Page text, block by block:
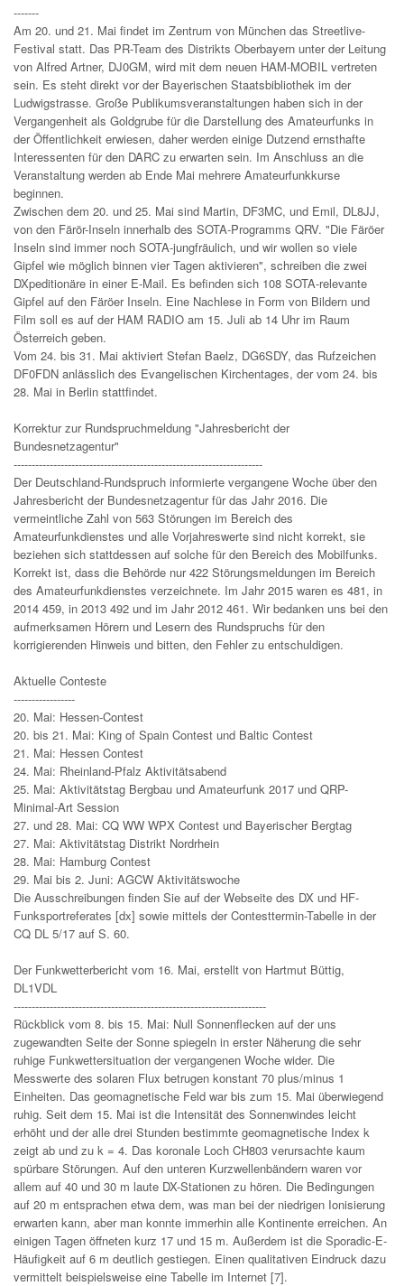
-------
Am 20. und 21. Mai findet im Zentrum von München das Streetlive-
Festival statt. Das PR-Team des Distrikts Oberbayern unter der Leitung
von Alfred Artner, DJ0GM, wird mit dem neuen HAM-MOBIL vertreten
sein. Es steht direkt vor der Bayerischen Staatsbibliothek im der
Ludwigstrasse. Große Publikumsveranstaltungen haben sich in der
Vergangenheit als Goldgrube für die Darstellung des Amateurfunks in
der Öffentlichkeit erwiesen, daher werden einige Dutzend ernsthafte
Interessenten für den DARC zu erwarten sein. Im Anschluss an die
Veranstaltung werden ab Ende Mai mehrere Amateurfunkkurse
beginnen.
Zwischen dem 20. und 25. Mai sind Martin, DF3MC, und Emil, DL8JJ,
von den Färör-Inseln innerhalb des SOTA-Programms QRV. "Die Färöer
Inseln sind immer noch SOTA-jungfräulich, und wir wollen so viele
Gipfel wie möglich binnen vier Tagen aktivieren", schreiben die zwei
DXpeditionäre in einer E-Mail. Es befinden sich 108 SOTA-relevante
Gipfel auf den Färöer Inseln. Eine Nachlese in Form von Bildern und
Film soll es auf der HAM RADIO am 15. Juli ab 14 Uhr im Raum
Österreich geben.
Vom 24. bis 31. Mai aktiviert Stefan Baelz, DG6SDY, das Rufzeichen
DF0FDN anlässlich des Evangelischen Kirchentages, der vom 24. bis
28. Mai in Berlin stattfindet.
Korrektur zur Rundspruchmeldung "Jahresbericht der
Bundesnetzagentur"
---------------------------------------------------------------------
Der Deutschland-Rundspruch informierte vergangene Woche über den
Jahresbericht der Bundesnetzagentur für das Jahr 2016. Die
vermeintliche Zahl von 563 Störungen im Bereich des
Amateurfunkdienstes und alle Vorjahreswerte sind nicht korrekt, sie
beziehen sich stattdessen auf solche für den Bereich des Mobilfunks.
Korrekt ist, dass die Behörde nur 422 Störungsmeldungen im Bereich
des Amateurfunkdienstes verzeichnete. Im Jahr 2015 waren es 481, in
2014 459, in 2013 492 und im Jahr 2012 461. Wir bedanken uns bei den
aufmerksamen Hörern und Lesern des Rundspruchs für den
korrigierenden Hinweis und bitten, den Fehler zu entschuldigen.
Aktuelle Conteste
-----------------
20. Mai: Hessen-Contest
20. bis 21. Mai: King of Spain Contest und Baltic Contest
21. Mai: Hessen Contest
24. Mai: Rheinland-Pfalz Aktivitätsabend
25. Mai: Aktivitätstag Bergbau und Amateurfunk 2017 und QRP-
Minimal-Art Session
27. und 28. Mai: CQ WW WPX Contest und Bayerischer Bergtag
27. Mai: Aktivitätstag Distrikt Nordrhein
28. Mai: Hamburg Contest
29. Mai bis 2. Juni: AGCW Aktivitätswoche
Die Ausschreibungen finden Sie auf der Webseite des DX und HF-
Funksportreferates [dx] sowie mittels der Contesttermin-Tabelle in der
CQ DL 5/17 auf S. 60.
Der Funkwetterbericht vom 16. Mai, erstellt von Hartmut Büttig,
DL1VDL
----------------------------------------------------------------------
Rückblick vom 8. bis 15. Mai: Null Sonnenflecken auf der uns
zugewandten Seite der Sonne spiegeln in erster Näherung die sehr
ruhige Funkwettersituation der vergangenen Woche wider. Die
Messwerte des solaren Flux betrugen konstant 70 plus/minus 1
Einheiten. Das geomagnetische Feld war bis zum 15. Mai überwiegend
ruhig. Seit dem 15. Mai ist die Intensität des Sonnenwindes leicht
erhöht und der alle drei Stunden bestimmte geomagnetische Index k
zeigt ab und zu k = 4. Das koronale Loch CH803 verursachte kaum
spürbare Störungen. Auf den unteren Kurzwellenbändern waren vor
allem auf 40 und 30 m laute DX-Stationen zu hören. Die Bedingungen
auf 20 m entsprachen etwa dem, was man bei der niedrigen Ionisierung
erwarten kann, aber man konnte immerhin alle Kontinente erreichen. An
einigen Tagen öffneten kurz 17 und 15 m. Außerdem ist die Sporadic-E-
Häufigkeit auf 6 m deutlich gestiegen. Einen qualitativen Eindruck dazu
vermittelt beispielsweise eine Tabelle im Internet [7].